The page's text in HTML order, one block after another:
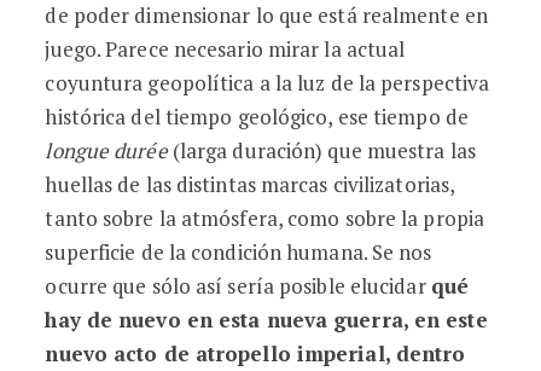
de poder dimensionar lo que está realmente en
juego. Parece necesario mirar la actual
coyuntura geopolítica a la luz de la perspectiva
histórica del tiempo geológico, ese tiempo de
longue durée(larga duración) que muestra las
huellas de las distintas marcas civilizatorias,
tanto sobre la atmósfera, como sobre la propia
superficie de la condición humana. Se nos
ocurre que sólo así sería posible elucidar qué
hay de nuevo en esta nueva guerra, en este
nuevo acto de atropello imperial, dentro